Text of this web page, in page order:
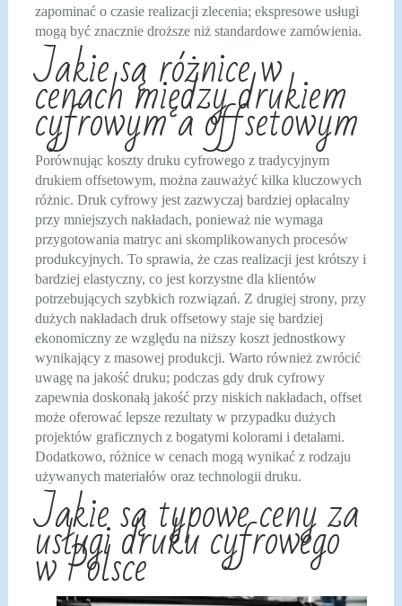
zapominać o czasie realizacji zlecenia; ekspresowe usługi
mogą być znacznie droższe niż standardowe zamówienia.
Jakie są różnice w
cenach między drukiem
cyfrowym a offsetowym
Porównując koszty druku cyfrowego z tradycyjnym
drukiem offsetowym, można zauważyć kilka kluczowych
różnic. Druk cyfrowy jest zazwyczaj bardziej opłacalny
przy mniejszych nakładach, ponieważ nie wymaga
przygotowania matryc ani skomplikowanych procesów
produkcyjnych. To sprawia, że czas realizacji jest krótszy i
bardziej elastyczny, co jest korzystne dla klientów
potrzebujących szybkich rozwiązań. Z drugiej strony, przy
dużych nakładach druk offsetowy staje się bardziej
ekonomiczny ze względu na niższy koszt jednostkowy
wynikający z masowej produkcji. Warto również zwrócić
uwagę na jakość druku; podczas gdy druk cyfrowy
zapewnia doskonałą jakość przy niskich nakładach, offset
może oferować lepsze rezultaty w przypadku dużych
projektów graficznych z bogatymi kolorami i detalami.
Dodatkowo, różnice w cenach mogą wynikać z rodzaju
używanych materiałów oraz technologii druku.
Jakie są typowe ceny za
usługi druku cyfrowego
w Polsce